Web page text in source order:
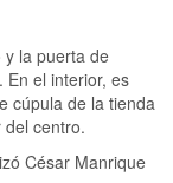
y la puerta de
En el interior, es
cúpula de la tienda
centro.
César Manrique